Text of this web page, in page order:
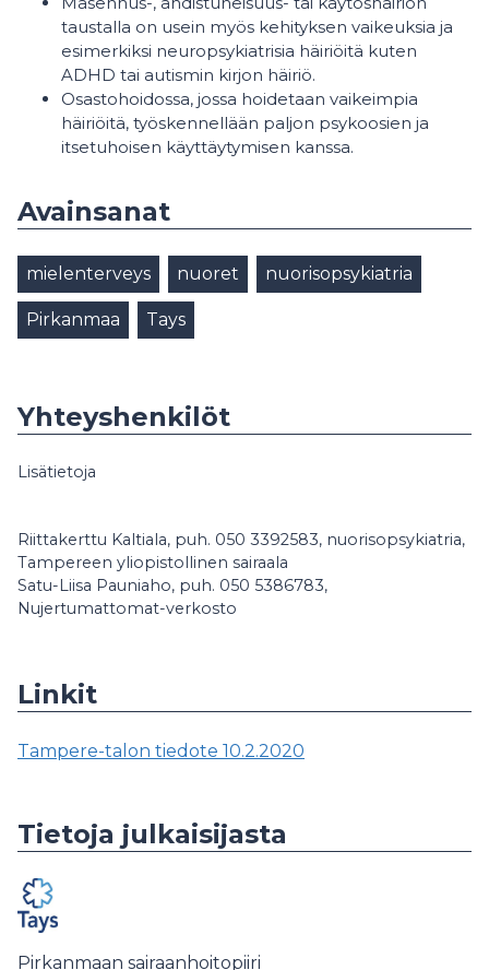
taustalla on usein myös kehityksen vaikeuksia ja
esimerkiksi neuropsykiatrisia häiriöitä kuten
ADHD tai autismin kirjon häiriö.
Osastohoidossa, jossa hoidetaan vaikeimpia
häiriöitä, työskennellään paljon psykoosien ja
itsetuhoisen käyttäytymisen kanssa.
Avainsanat
mielenterveys nuoret nuorisopsykiatria
Pirkanmaa Tays
Yhteyshenkilöt
Lisätietoja
Riittakerttu Kaltiala, puh. 050 3392583, nuorisopsykiatria,
Tampereen yliopistollinen sairaala
Satu-Liisa Pauniaho, puh. 050 5386783,
Nujertumattomat-verkosto
Linkit
Tampere-talon tiedote 10.2.2020
Tietoja julkaisijasta
Pirkanmaan sairaanhoitopiiri